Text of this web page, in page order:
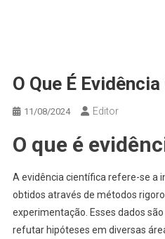
O Que É
11/08/2024 Editor
O que é
A evidência científica refere-se a
obtidos através de métodos
experimentação. Esses dados
refutar hipóteses em diversas